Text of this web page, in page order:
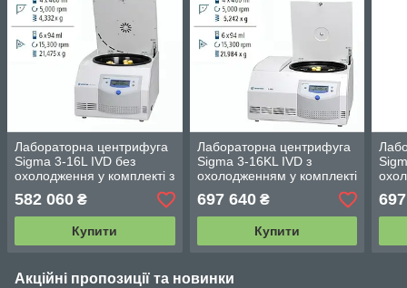
Лабораторна центрифуга
Sigma 3-16L IVD без
охолодження у комплекті з
поворотно-відкидним
ротором на 4 круглі
стакани
582 060 ₴
Купити
Лабораторна центрифуга
Sigma 3-16KL IVD з
охолодженням у комплекті
з поворотно-відкидним
ротором на 4 круглі
стакани
697 640₴
Купити
з
Акційні пропозиції та новинки